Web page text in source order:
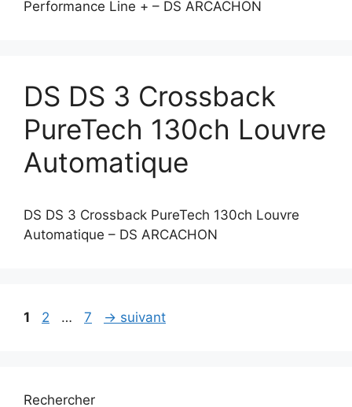
Performance Line + – DS ARCACHON
DS DS 3 Crossback
PureTech 130ch Louvre
Automatique
DS DS 3 Crossback PureTech 130ch Louvre
Automatique – DS ARCACHON
Page
1 Page
2 … Page
7 → suivant
Rechercher